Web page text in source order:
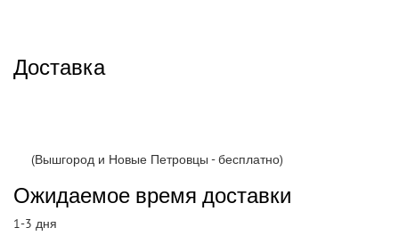
Доставка
(Вышгород и Новые Петровцы - бесплатно)
Ожидаемое время доставки
1-3 дня